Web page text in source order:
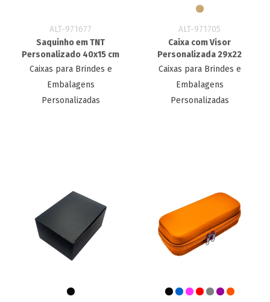
ALT-971677
Saquinho em TNT
Personalizado 40x15 cm
Caixas para Brindes e
Embalagens
Personalizadas
ALT-971705
Caixa com Visor
Personalizada 29x22
Caixas para Brindes e
Embalagens
Personalizadas